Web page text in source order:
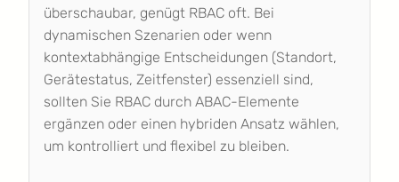
überschaubar, genügt RBAC oft. Bei
dynamischen Szenarien oder wenn
kontextabhängige Entscheidungen (Standort,
Gerätestatus, Zeitfenster) essenziell sind,
sollten Sie RBAC durch ABAC-Elemente
ergänzen oder einen hybriden Ansatz wählen,
um kontrolliert und flexibel zu bleiben.